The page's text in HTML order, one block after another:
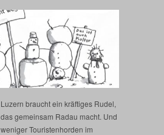
Luzern braucht ein kräftiges Rudel,
das gemeinsam Radau macht. Und
weniger Touristenhorden im